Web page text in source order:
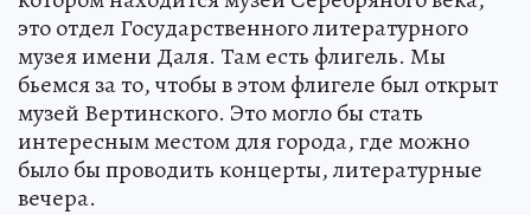
это отдел Государственного литературного
музея имени Даля. Там есть флигель. Мы
бьемся за то, чтобы в этом флигеле был открыт
музей Вертинского. Это могло бы стать
интересным местом для города, где можно
было бы проводить концерты, литературные
вечера.